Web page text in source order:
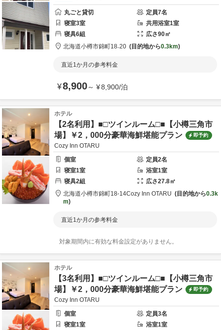
丸ごと貸切 定員7名
寝室3室 共用浴室1室
寝具6組 広さ90㎡
北海道小樽市錦町18₋20 目的地から0.3km
直近1か月の参考料金
¥8,900～ ¥8,900/泊
ホテル
【2名利用】■□ツインルーム□■【小樽三角市
場】￥2，000分豪華海鮮堪能プラン
即予約
Cozy Inn OTARU
個室
定員2名
寝室1室 浴室1室
寝具2組 広さ27.8㎡
北海道小樽市錦町18-14Cozy Inn OTARU 目的地から0.3k
m
直近1か月の参考料金
対象期間内に有効な料金設定がありません。
ホテル
【3名利用】■□ツインルーム□■【小樽三角市
場】￥2，000分豪華海鮮堪能プラン
即予約
Cozy Inn OTARU
個室
定員3名
寝室1室 浴室1室